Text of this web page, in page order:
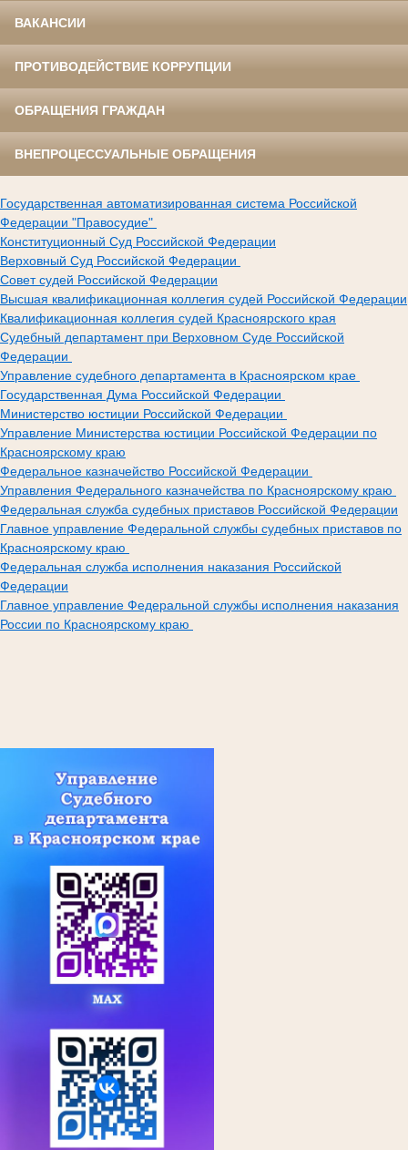
ВАКАНСИИ
ПРОТИВОДЕЙСТВИЕ КОРРУПЦИИ
ОБРАЩЕНИЯ ГРАЖДАН
ВНЕПРОЦЕССУАЛЬНЫЕ ОБРАЩЕНИЯ
Государственная автоматизированная система Российской
Федерации "Правосудие"
Конституционный Суд Российской Федерации
Верховный Суд Российской Федерации
Совет судей Российской Федерации
Высшая квалификационная коллегия судей Российской Федерации
Квалификационная коллегия судей Красноярского края
Судебный департамент при Верховном Суде Российской
Федерации
Управление судебного департамента в Красноярском крае
Государственная Дума Российской Федерации
Министерство юстиции Российской Федерации
Управление Министерства юстиции Российской Федерации по
Красноярскому краю
Федеральное казначейство Российской Федерации
Управления Федерального казначейства по Красноярскому краю
Федеральная служба судебных приставов Российской Федерации
Главное управление Федеральной службы судебных приставов по
Красноярскому краю
Федеральная служба исполнения наказания Российской
Федерации
Главное управление Федеральной службы исполнения наказания
России по Красноярскому краю